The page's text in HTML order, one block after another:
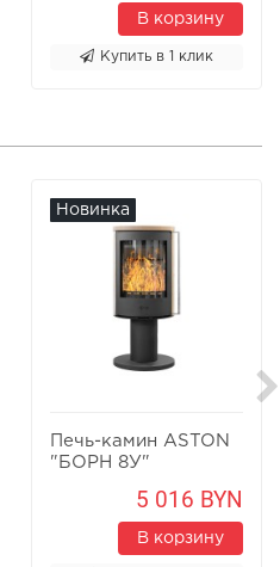
В корзину
Купить в 1 клик
Новинка
Печь-камин ASTON
"БОРН 8У"
5 016 BYN
В корзину